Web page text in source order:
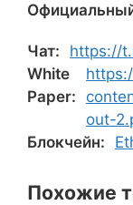
Чат:
https://
White
Paper:
out-
Блокчейн:
Похожие